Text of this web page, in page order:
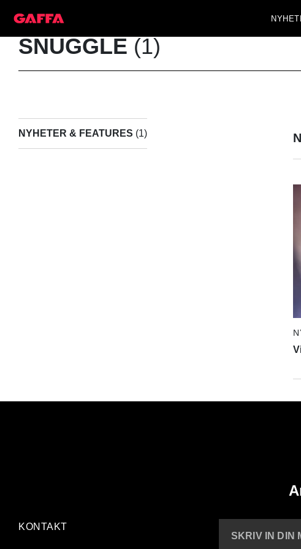
SNUGGLE (1)
NYHETER & FEATURES (1)
KONTAKT
SKRIV IN DIN